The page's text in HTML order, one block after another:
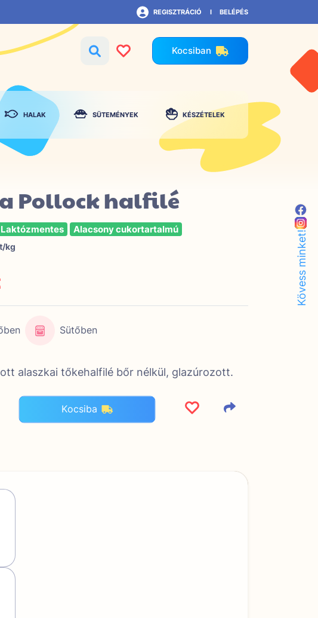
REGISZTRÁCIÓ BELÉPÉS
Kocsiban
HALAK SÜTEMÉNYEK KÉSZÉTELEK
Pollock halfilé
Laktózmentes Alacsony cukortartalmú
kg
Sütőben
alaszkai tőkehalfilé bőr nélkül, glazúrozott.
Kocsiba
Kövess minket!